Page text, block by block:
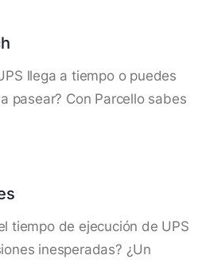
llega a tiempo o puedes
pasear? Con Parcello sabes
tiempo de ejecución de UPS
inesperadas? ¿Un